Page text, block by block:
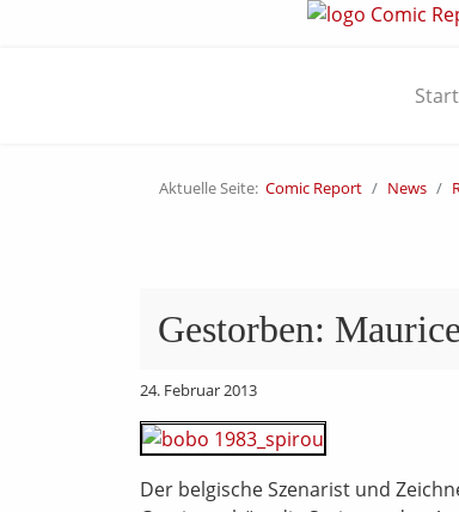
Aktuelle Seite: Comic Report News
Gestorben:
24. Februar 2013
Der belgische Szenarist und